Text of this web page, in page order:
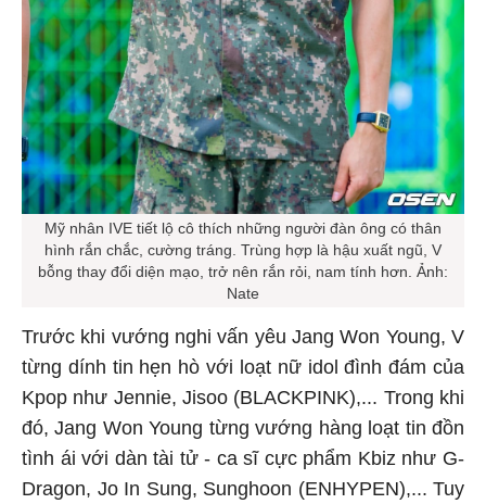
Mỹ nhân IVE tiết lộ cô thích những người đàn ông có thân
hình rắn chắc, cường tráng. Trùng hợp là hậu xuất ngũ, V
bỗng thay đổi diện mạo, trở nên rắn rỏi, nam tính hơn. Ảnh:
Nate
Trước khi vướng nghi vấn yêu Jang Won Young, V
từng dính tin hẹn hò với loạt nữ idol đình đám của
Kpop như Jennie, Jisoo (BLACKPINK),... Trong khi
đó, Jang Won Young từng vướng hàng loạt tin đồn
tình ái với dàn tài tử - ca sĩ cực phẩm Kbiz như G-
Dragon, Jo In Sung, Sunghoon (ENHYPEN),... Tuy